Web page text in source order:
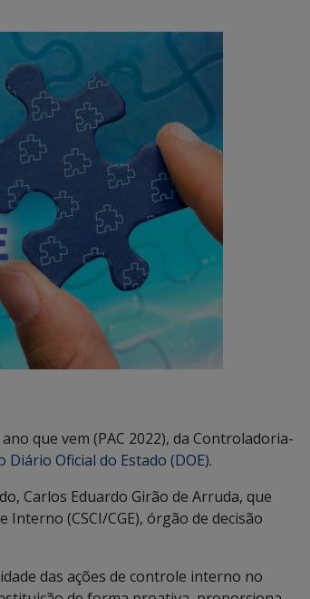
que vem (PAC 2022), da Controladoria-
Diário Oficial do Estado (DOE).
Carlos Eduardo Girão de Arruda, que
(CSCI/CGE), órgão de decisão
das ações de controle interno no